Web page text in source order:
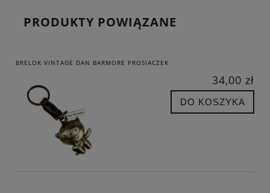
PRODUKTY POWIĄZANE
BRELOK VINTAGE DAN BARMORE PROSIACZEK
34,00 zł
DO KOSZYKA